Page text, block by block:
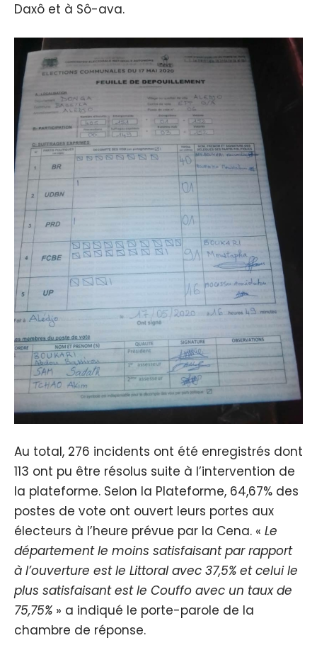
Daxô et à Sô-ava.
Au total, 276 incidents ont été enregistrés dont
113 ont pu être résolus suite à l’intervention de
la plateforme. Selon la Plateforme, 64,67% des
postes de vote ont ouvert leurs portes aux
électeurs à l’heure prévue par la Cena. « Le
département le moins satisfaisant par rapport
à l’ouverture est le Littoral avec 37,5% et celui le
plus satisfaisant est le Couffo avec un taux de
75,75% » a indiqué le porte-parole de la
chambre de réponse.